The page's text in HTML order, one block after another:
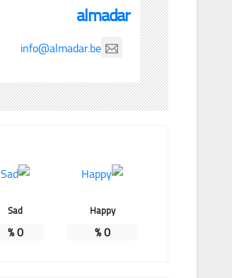
almadar
info@almadar.be
Happy
0
%
Sad
0
%